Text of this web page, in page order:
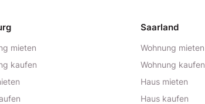
mieten
kaufen
Saarland
Wohnung mieten
Wohnung kaufen
Haus mieten
Haus kaufen